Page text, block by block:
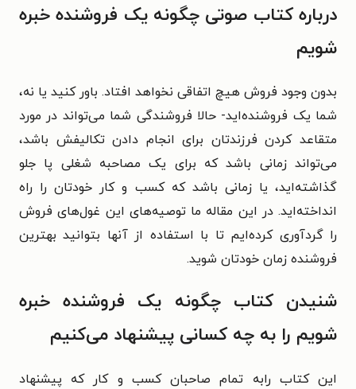
درباره کتاب صوتی چگونه یک فروشنده خبره
شویم
بدون وجود فروش هیچ اتفاقی نخواهد افتاد. باور کنید یا نه،
شما یک فروشنده‌اید- حالا فروشندگی شما می‌تواند در مورد
متقاعد کردن فرزندتان برای انجام دادن تکالیفش باشد،
می‌تواند زمانی باشد که برای یک مصاحبه شغلی پا جلو
گذاشته‌اید، یا زمانی باشد که کسب و کار خودتان را راه
انداخته‌اید. در این مقاله ما توصیه‌های این غول‌های فروش
را گردآوری کرده‌ایم تا با استفاده از آنها بتوانید بهترین
فروشنده زمان خودتان شوید.
شنیدن کتاب چگونه یک فروشنده خبره
شویم را به چه کسانی پیشنهاد می‌کنیم
این کتاب رابه تمام صاحبان کسب و کار که پیشنهاد